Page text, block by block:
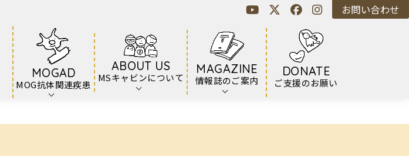
MOGAD
MOG抗体関連疾患
ABOUT US
MSキャビンについて
MAGAZINE
情報誌のご案内
DONATE
ご支援のお願い
お問い合わせ